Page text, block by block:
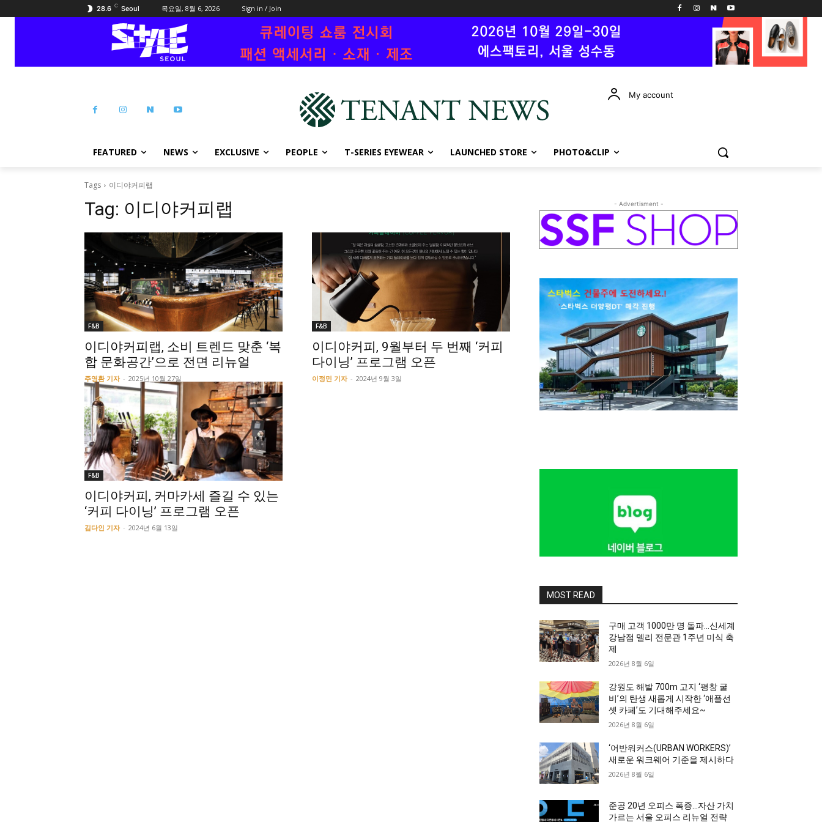
28.6 C Seoul 목요일, 8월 6, 2026 Sign in / Join
My account
FEATURED NEWS EXCLUSIVE PEOPLE T-SERIES EYEWEAR LAUNCHED STORE PHOTO&CLIP
Tags 이디야커피랩
Tag: 이디야커피랩
F&B
이디야커피랩, 소비 트렌드 맞춘 ‘복
합 문화공간’으로 전면 리뉴얼
주영환 기자 - 2025년 10월 27일
F&B
이디야커피, 9월부터 두 번째 ‘커피
다이닝’ 프로그램 오픈
이정민 기자 - 2024년 9월 3일
F&B
이디야커피, 커마카세 즐길 수 있는
‘커피 다이닝’ 프로그램 오픈
김다인 기자 - 2024년 6월 13일
- Advertisment -
MOST READ
구매 고객 1000만 명 돌파…신세계
강남점 델리 전문관 1주년 미식 축
제
2026년 8월 6일
강원도 해발 700m 고지 ‘평창 굴
비’의 탄생 새롭게 시작한 ‘애플선
셋 카페’도 기대해주세요~
2026년 8월 6일
‘어반워커스(URBAN WORKERS)’
새로운 워크웨어 기준을 제시하다
2026년 8월 6일
준공 20년 오피스 폭증…자산 가치
가르는 서울 오피스 리뉴얼 전략